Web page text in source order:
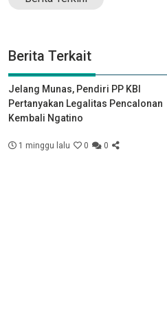
Berita Terkait
Jelang Munas, Pendiri PP KBI
Pertanyakan Legalitas Pencalonan
Kembali Ngatino
1 minggu lalu 0 0